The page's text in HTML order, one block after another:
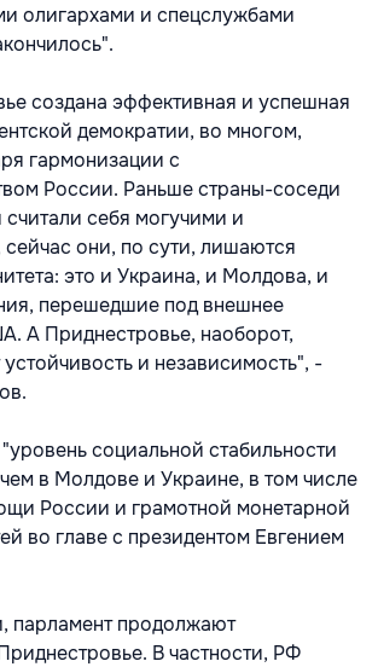
олигархами и спецслужбами
создана эффективная и успешная
демократии, во многом,
гармонизации с
России. Раньше страны-соседи
себя могучими и
они, по сути, лишаются
это и Украина, и Молдова, и
перешедшие под внешнее
А Приднестровье, наоборот,
и независимость", -
социальной стабильности
в Молдове и Украине, в том числе
России и грамотной монетарной
во главе с президентом Евгением
парламент продолжают
В частности, РФ